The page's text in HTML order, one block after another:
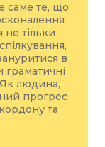
саме те, що
не тільки
в
граматичні
людина,
прогрес
та